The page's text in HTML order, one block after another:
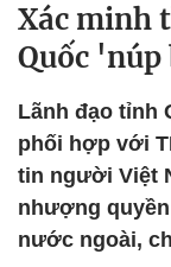
Xác minh
Quốc
Lãnh đạo tỉnh
phối hợp với
tin người Việt
nhượng
nước ngoài,